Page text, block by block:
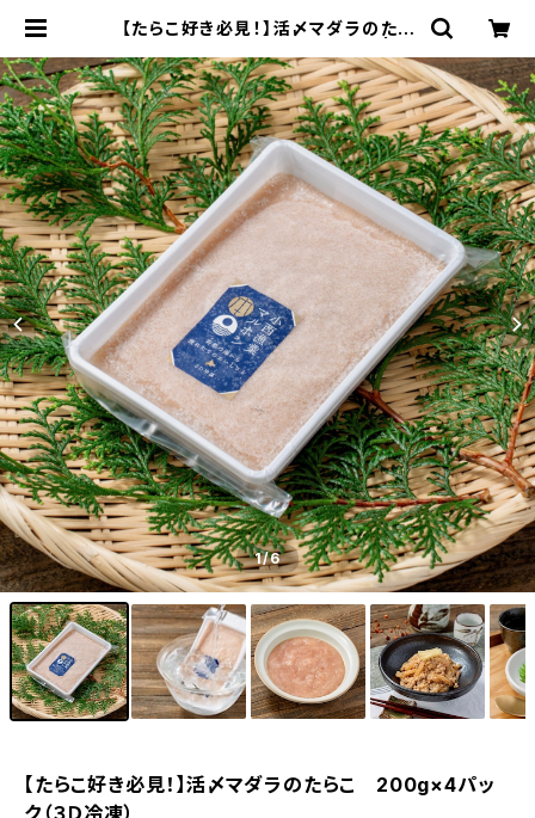
【たらこ好き必見！】活〆マダラのたら
ルホン小西漁業 Online Shop
1/6
【たらこ好き必見！】活〆マダラのたらこ 200g×4パッ
ク（３Ｄ冷凍）